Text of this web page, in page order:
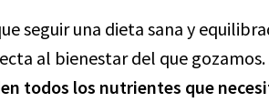
seguir una dieta sana y
al bienestar del que
todos los nutrientes que